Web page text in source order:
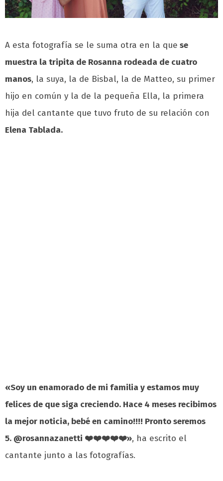
A esta fotografía se le suma otra en la que se
muestra la tripita de Rosanna rodeada de cuatro
manos, la suya, la de Bisbal, la de Matteo, su primer
hijo en común y la de la pequeña Ella, la primera
hija del cantante que tuvo fruto de su relación con
Elena Tablada.
«Soy un enamorado de mi familia y estamos muy
felices de que siga creciendo. Hace 4 meses recibimos
la mejor noticia, bebé en camino!!!! Pronto seremos
5. @rosannazanetti ❤️❤️❤️❤️❤️», ha escrito el
cantante junto a las fotografías.